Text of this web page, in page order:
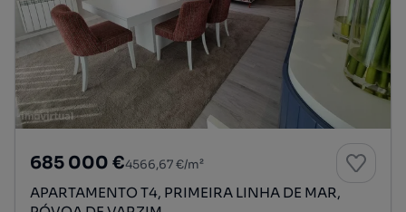
685 000 €4566,67 €/m²
APARTAMENTO T4, PRIMEIRA LINHA DE MAR,